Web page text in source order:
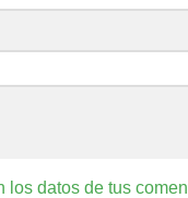
los datos de tus